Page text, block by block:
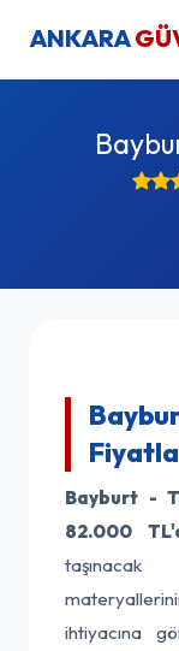
ANKARA
Bayburt -
82.000
ihtiyacına